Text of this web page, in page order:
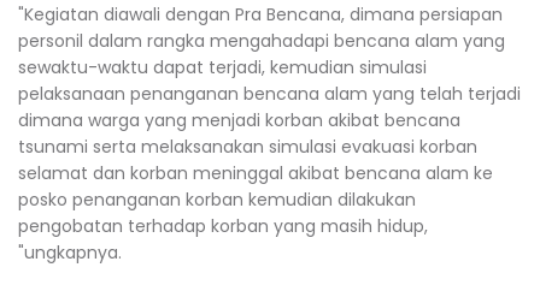
"Kegiatan diawali dengan Pra Bencana, dimana persiapan
personil dalam rangka mengahadapi bencana alam yang
sewaktu-waktu dapat terjadi, kemudian simulasi
pelaksanaan penanganan bencana alam yang telah terjadi
dimana warga yang menjadi korban akibat bencana
tsunami serta melaksanakan simulasi evakuasi korban
selamat dan korban meninggal akibat bencana alam ke
posko penanganan korban kemudian dilakukan
pengobatan terhadap korban yang masih hidup,
"ungkapnya.